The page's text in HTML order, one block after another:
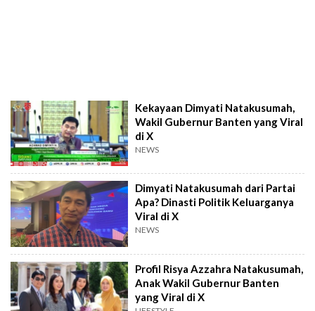
Kekayaan Dimyati Natakusumah,
Wakil Gubernur Banten yang Viral
di X
NEWS
Dimyati Natakusumah dari Partai
Apa? Dinasti Politik Keluarganya
Viral di X
NEWS
Profil Risya Azzahra Natakusumah,
Anak Wakil Gubernur Banten
yang Viral di X